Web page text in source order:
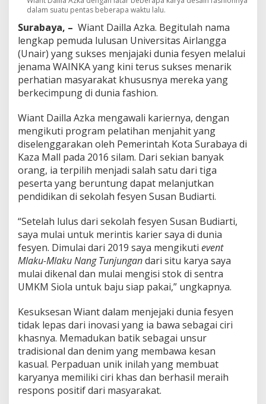
i
a
d
u
k
a
n
B
t
i
k
-
D
e
n
i
a
n
R
a
i
h
S
k
s
e
s
d
i
D
u
n
dalam suatu pentas beberapa waktu lalu.
Surabaya, – Wiant Dailla Azka. Begitulah nama
lengkap pemuda lulusan Universitas Airlangga
(Unair) yang sukses menjajaki dunia fesyen melalui
jenama WAINKA yang kini terus sukses menarik
perhatian masyarakat khususnya mereka yang
berkecimpung di dunia fashion.
Wiant Dailla Azka mengawali kariernya, dengan
mengikuti program pelatihan menjahit yang
diselenggarakan oleh Pemerintah Kota Surabaya di
Kaza Mall pada 2016 silam. Dari sekian banyak
orang, ia terpilih menjadi salah satu dari tiga
peserta yang beruntung dapat melanjutkan
pendidikan di sekolah fesyen Susan Budiarti.
“Setelah lulus dari sekolah fesyen Susan Budiarti,
saya mulai untuk merintis karier saya di dunia
fesyen. Dimulai dari 2019 saya mengikuti event
Mlaku-Mlaku Nang Tunjungandari situ karya saya
mulai dikenal dan mulai mengisi stok di sentra
UMKM Siola untuk baju siap pakai,” ungkapnya.
Kesuksesan Wiant dalam menjejaki dunia fesyen
tidak lepas dari inovasi yang ia bawa sebagai ciri
khasnya. Memadukan batik sebagai unsur
tradisional dan denim yang membawa kesan
kasual. Perpaduan unik inilah yang membuat
karyanya memiliki ciri khas dan berhasil meraih
respons positif dari masyarakat.